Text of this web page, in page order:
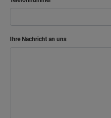
Ihre Nachricht an uns